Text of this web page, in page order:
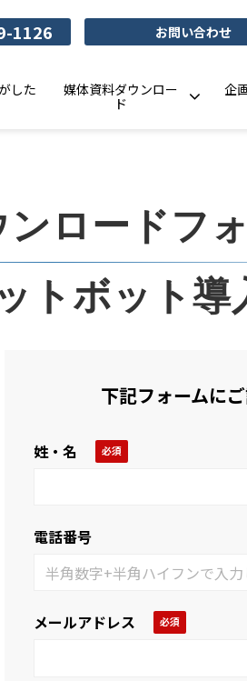
1126 お問い合わせ
した
媒体資料ダウンロー
ド
企
ロードフ
トボット導
下記フォームに
姓・名
電話番号
メールアドレス